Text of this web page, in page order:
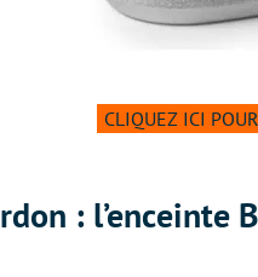
CLIQUEZ ICI
: